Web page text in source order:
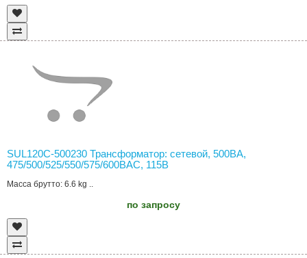
SUL120C-500230 Трансформатор: сетевой, 500ВА,
475/500/525/550/575/600ВAC, 115В
Масса брутто: 6.6 kg ..
по запросу